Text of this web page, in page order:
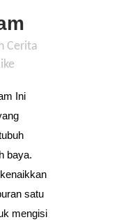
Cerita
Ini
baya.
satu
mengisi